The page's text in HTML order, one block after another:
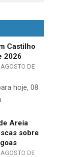
Castilho
2026
DE
hoje, 08
Areia
sobre
DE